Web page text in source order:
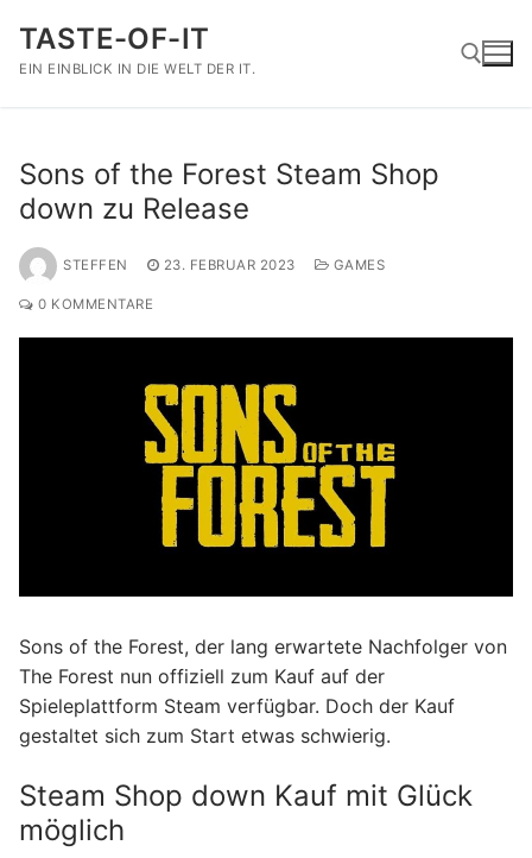
Inhalt
springen
TASTE-OF-IT
EIN EINBLICK IN DIE WELT DER IT.
Sons of the Forest Steam Shop
down zu Release
STEFFEN 23. FEBRUAR 2023 GAMES
0 KOMMENTARE
Sons of the Forest, der lang erwartete Nachfolger von
The Forest nun offiziell zum Kauf auf der
Spieleplattform Steam verfügbar. Doch der Kauf
gestaltet sich zum Start etwas schwierig.
Steam Shop down Kauf mit Glück
möglich